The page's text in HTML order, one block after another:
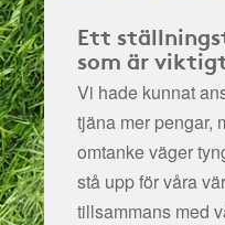
Ett
som är
Vi hade kunnat
tjäna mer pengar,
omtanke väger
stå upp för våra
tillsammans med